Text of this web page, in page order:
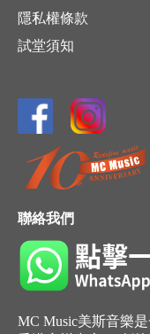
隱私權條款
試堂須知
聯絡我們
MC Music美斯音樂